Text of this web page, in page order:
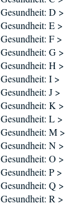
Gesundheit: D >
Gesundheit: E >
Gesundheit: F >
Gesundheit: G >
Gesundheit: H >
Gesundheit: I >
Gesundheit: J >
Gesundheit: K >
Gesundheit: L >
Gesundheit: M >
Gesundheit: N >
Gesundheit: O >
Gesundheit: P >
Gesundheit: Q >
Gesundheit: R >